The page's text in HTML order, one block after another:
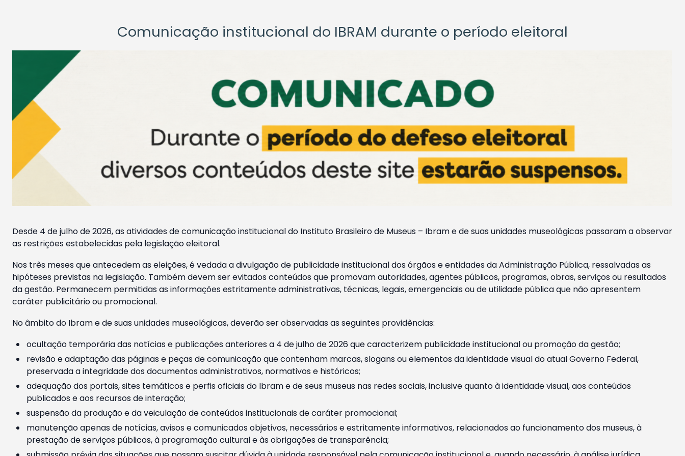
Comunicação institucional do IBRAM durante o período eleitoral
Desde 4 de julho de 2026, as atividades de comunicação institucional do Instituto Brasileiro de Museus – Ibram e de suas unidades museológicas passaram a observar
as restrições estabelecidas pela legislação eleitoral.
Nos três meses que antecedem as eleições, é vedada a divulgação de publicidade institucional dos órgãos e entidades da Administração Pública, ressalvadas as
hipóteses previstas na legislação. Também devem ser evitados conteúdos que promovam autoridades, agentes públicos, programas, obras, serviços ou resultados
da gestão. Permanecem permitidas as informações estritamente administrativas, técnicas, legais, emergenciais ou de utilidade pública que não apresentem
caráter publicitário ou promocional.
No âmbito do Ibram e de suas unidades museológicas, deverão ser observadas as seguintes providências:
ocultação temporária das notícias e publicações anteriores a 4 de julho de 2026 que caracterizem publicidade institucional ou promoção da gestão;
revisão e adaptação das páginas e peças de comunicação que contenham marcas, slogans ou elementos da identidade visual do atual Governo Federal,
preservada a integridade dos documentos administrativos, normativos e históricos;
adequação dos portais, sites temáticos e perfis oficiais do Ibram e de seus museus nas redes sociais, inclusive quanto à identidade visual, aos conteúdos
publicados e aos recursos de interação;
suspensão da produção e da veiculação de conteúdos institucionais de caráter promocional;
manutenção apenas de notícias, avisos e comunicados objetivos, necessários e estritamente informativos, relacionados ao funcionamento dos museus, à
prestação de serviços públicos, à programação cultural e às obrigações de transparência;